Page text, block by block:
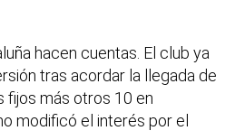
hacen cuentas. El club ya
tras acordar la llegada de
fijos más otros 10 en
modificó el interés por el